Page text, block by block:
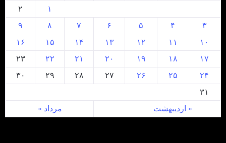
« اردیبهشت مرداد »
۱
۲
۳
۴ ۵ ۶ ۷ ۸
۹
۱۰
۱۱ ۱۲ ۱۳ ۱۴ ۱۵
۱۶
۱۷
۱۸ ۱۹ ۲۰ ۲۱ ۲۲
۲۳
۲۴
۲۵ ۲۶ ۲۷ ۲۸ ۲۹
۳۰
۳۱